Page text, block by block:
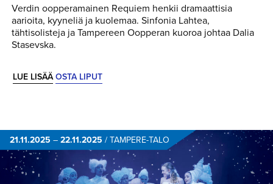
Verdin oopperamainen Requiem henkii dramaattisia
aarioita, kyyneliä ja kuolemaa. Sinfonia Lahtea,
tähtisolisteja ja Tampereen Oopperan kuoroa johtaa Dalia
Stasevska.
LUE LISÄÄOSTA LIPUT
21.11.2025 –22.11.2025 /TAMPERE-TALO